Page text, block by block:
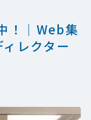
レ
タ
集
！｜Web集
レクター